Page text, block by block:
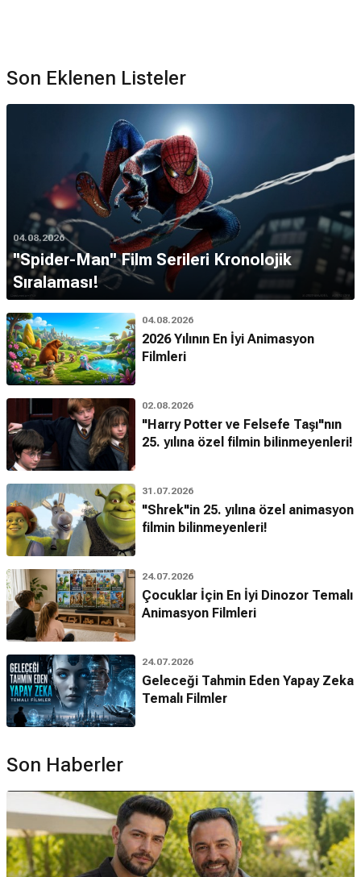
Son Eklenen Listeler
04.08.2026
''Spider-Man'' Film Serileri Kronolojik
Sıralaması!
04.08.2026
2026 Yılının En İyi Animasyon
Filmleri
02.08.2026
"Harry Potter ve Felsefe Taşı"nın
25. yılına özel filmin bilinmeyenleri!
31.07.2026
"Shrek"in 25. yılına özel animasyon
filmin bilinmeyenleri!
24.07.2026
Çocuklar İçin En İyi Dinozor Temalı
Animasyon Filmleri
24.07.2026
Geleceği Tahmin Eden Yapay Zeka
Temalı Filmler
Son Haberler